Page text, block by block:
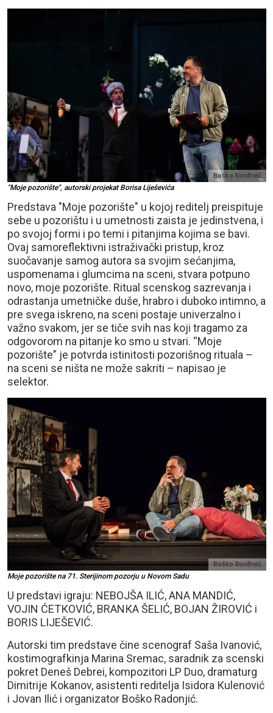
Boško Đorđrvić
"Moje pozorište", autorski projekat Borisa Liješevića
Predstava "Moje pozorište" u kojoj reditelj preispituje
sebe u pozorištu i u umetnosti zaista je jedinstvena, i
po svojoj formi i po temi i pitanjima kojima se bavi.
Ovaj samoreflektivni istraživački pristup, kroz
suočavanje samog autora sa svojim sećanjima,
uspomenama i glumcima na sceni, stvara potpuno
novo, moje pozorište. Ritual scenskog sazrevanja i
odrastanja umetničke duše, hrabro i duboko intimno, a
pre svega iskreno, na sceni postaje univerzalno i
važno svakom, jer se tiče svih nas koji tragamo za
odgovorom na pitanje ko smo u stvari. “Moje
pozorište” je potvrda istinitosti pozorišnog rituala –
na sceni se ništa ne može sakriti – napisao je
selektor.
Boško Đorđrvić
Moje pozorište na 71. Sterijinom pozorju u Novom Sadu
U predstavi igraju: NEBOJŠA ILIĆ, ANA MANDIĆ,
VOJIN ĆETКOVIĆ, BRANКA ŠELIĆ, BOJAN ŽIROVIĆ i
BORIS LIJEŠEVIĆ.
Autorski tim predstave čine scenograf Saša Ivanović,
kostimografkinja Marina Sremac, saradnik za scenski
pokret Deneš Debrei, kompozitori LP Duo, dramaturg
Dimitrije Кokanov, asistenti reditelja Isidora Кulenović
i Jovan Ilić i organizator Boško Radonjić.